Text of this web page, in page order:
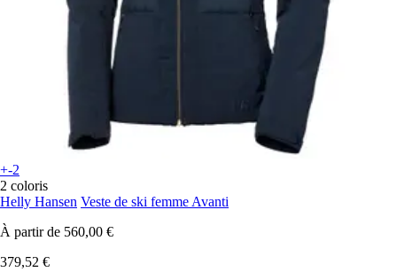
+-2
2 coloris
Helly Hansen Veste de ski femme Avanti
À partir de 560,00 €
379,52 €